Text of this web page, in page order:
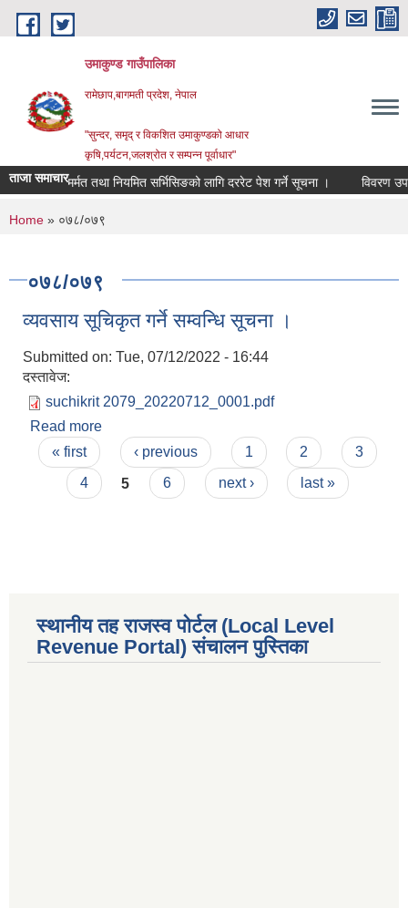
Skip to main content
उमाकुण्ड गाउँपालिका
रामेछाप,बागमती प्रदेश, नेपाल
"सुन्दर, समृद् र विकशित उमाकुण्डको आधार
कृषि,पर्यटन,जलश्रोत र सम्पन्न पूर्वाधार"
ताजा समाचार
साधन मर्मत तथा नियमित सर्भिसिङको लागि दररेट पेश गर्ने सूचना । विवरण उपलब्ध
You are here
Home » ०७८/०७९
०७८/०७९
व्यवसाय सूचिकृत गर्ने सम्वन्धि सूचना ।
Submitted on: Tue, 07/12/2022 - 16:44
दस्तावेज:
suchikrit 2079_20220712_0001.pdf
Read more
Pages
« first ‹ previous 1 2
3
4
5 6 next › last »
स्थानीय तह राजस्व पोर्टल (Local Level
Revenue Portal) संचालन पुस्तिका